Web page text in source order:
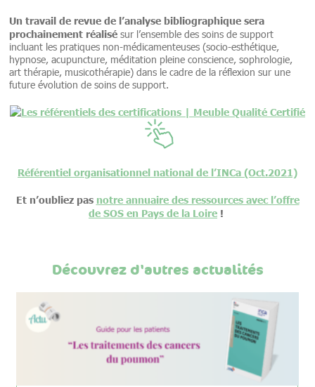
Un travail de revue de l’analyse bibliographique sera
prochainement réalisésur l’ensemble des soins de support
incluant les pratiques non-médicamenteuses (socio-esthétique,
hypnose, acupuncture, méditation pleine conscience, sophrologie,
art thérapie, musicothérapie) dans le cadre de la réflexion sur une
future évolution de soins de support.
Référentiel organisationnel national de l’INCa (Oct.2021)
Et n’oubliez pas notre annuaire des ressources avec l’offre
de SOS en Pays de la Loire !
Découvrez d'autres actualités